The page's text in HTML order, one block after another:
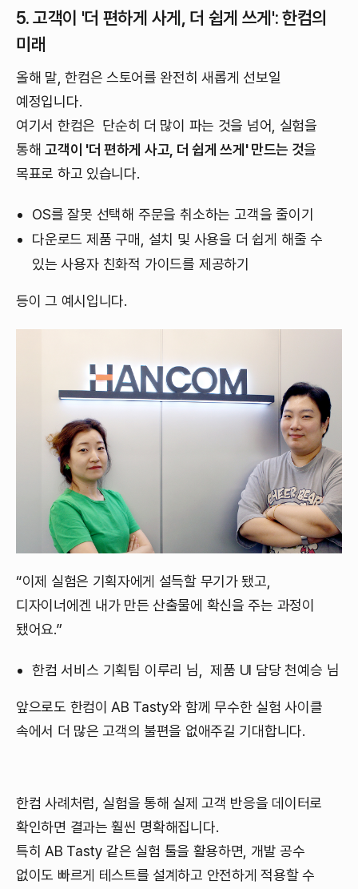
5. 고객이 '더 편하게 사게, 더 쉽게 쓰게': 한컴의
미래
올해 말, 한컴은 스토어를 완전히 새롭게 선보일
예정입니다.
여기서 한컴은 단순히 더 많이 파는 것을 넘어, 실험을
통해고객이 '더 편하게 사고, 더 쉽게 쓰게' 만드는 것을
목표로 하고 있습니다.
OS를 잘못 선택해 주문을 취소하는 고객을 줄이기
다운로드 제품 구매, 설치 및 사용을 더 쉽게 해줄 수
있는 사용자 친화적 가이드를 제공하기
등이 그 예시입니다.
“이제 실험은 기획자에게 설득할 무기가 됐고,
디자이너에겐 내가 만든 산출물에 확신을 주는 과정이
됐어요.”
한컴 서비스 기획팀 이루리 님, 제품 UI 담당 천예승 님
앞으로도 한컴이 AB Tasty와 함께 무수한 실험 사이클
속에서 더 많은 고객의 불편을 없애주길 기대합니다.
한컴 사례처럼, 실험을 통해 실제 고객 반응을 데이터로
확인하면 결과는 훨씬 명확해집니다.
특히 AB Tasty 같은 실험 툴을 활용하면, 개발 공수
없이도 빠르게 테스트를 설계하고 안전하게 적용할 수